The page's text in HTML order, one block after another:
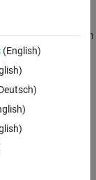
zu
Datentypen
(English)